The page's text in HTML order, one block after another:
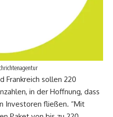
Frankreich sollen 220
in der Hoffnung, dass
Investoren fließen. “Mit